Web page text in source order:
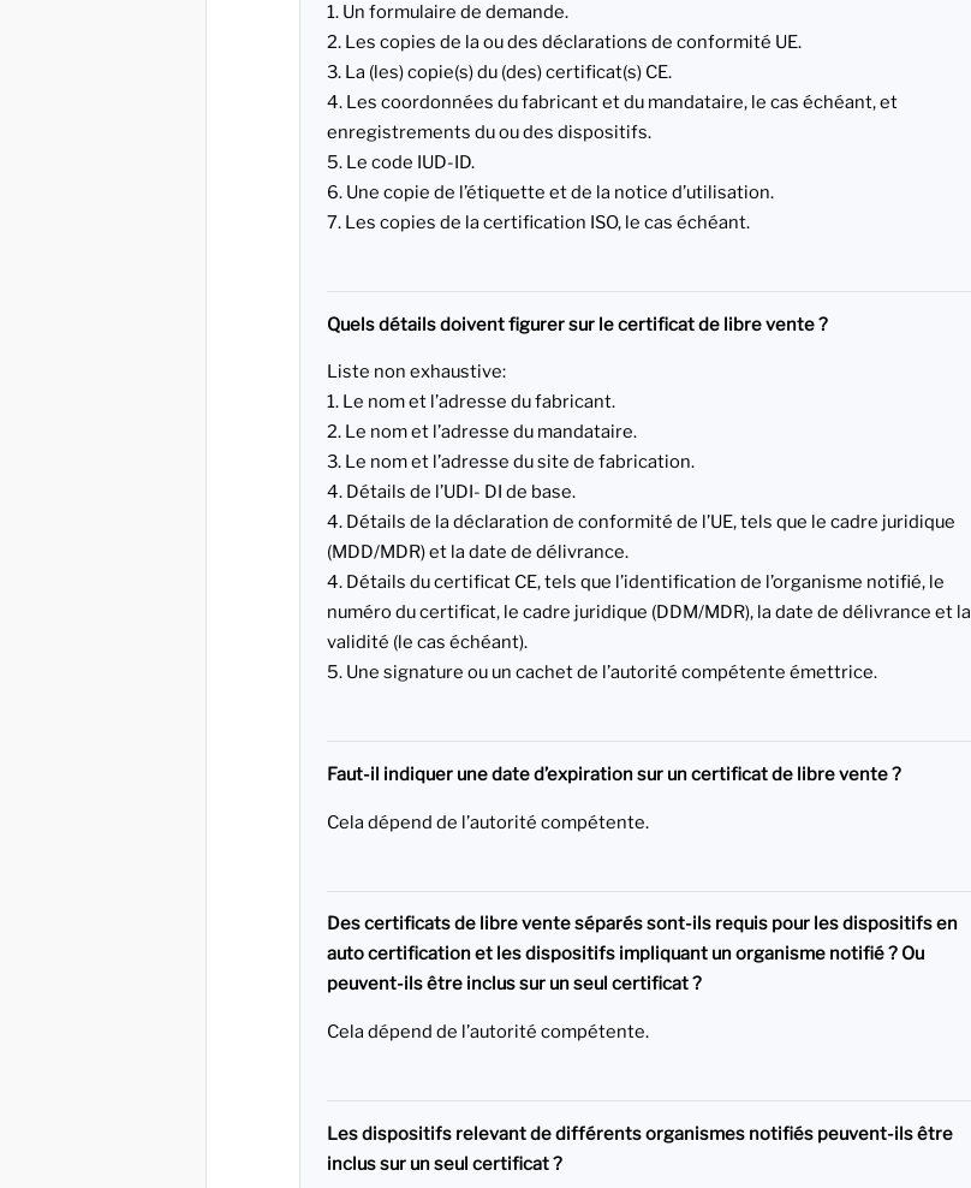
1. Un formulaire de demande.
2. Les copies de la ou des déclarations de conformité UE.
3. La (les) copie(s) du (des) certificat(s) CE.
4. Les coordonnées du fabricant et du mandataire, le cas échéant, et
enregistrements du ou des dispositifs.
5. Le code IUD-ID.
6. Une copie de l’étiquette et de la notice d’utilisation.
7. Les copies de la certification ISO, le cas échéant.
Quels détails doivent figurer sur le certificat de libre vente ?
Liste non exhaustive:
1. Le nom et l’adresse du fabricant.
2. Le nom et l’adresse du mandataire.
3. Le nom et l’adresse du site de fabrication.
4. Détails de l’UDI- DI de base.
4. Détails de la déclaration de conformité de l’UE, tels que le cadre juridique
(MDD/MDR) et la date de délivrance.
4. Détails du certificat CE, tels que l’identification de l’organisme notifié, le
numéro du certificat, le cadre juridique (DDM/MDR), la date de délivrance et la
validité (le cas échéant).
5. Une signature ou un cachet de l’autorité compétente émettrice.
Faut-il indiquer une date d’expiration sur un certificat de libre vente ?
Cela dépend de l’autorité compétente.
Des certificats de libre vente séparés sont-ils requis pour les dispositifs en
auto certification et les dispositifs impliquant un organisme notifié ? Ou
peuvent-ils être inclus sur un seul certificat ?
Cela dépend de l’autorité compétente.
Les dispositifs relevant de différents organismes notifiés peuvent-ils être
inclus sur un seul certificat ?